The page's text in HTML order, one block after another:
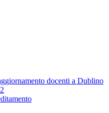
docenti a Dublino